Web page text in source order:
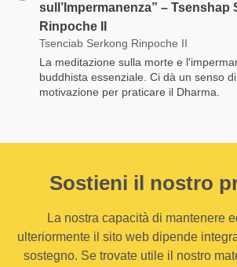
sull’Impermanenza” – Tsenshap
Rinpoche II
Tsenciab Serkong Rinpoche II
La meditazione sulla morte e
buddhista essenziale. Ci dà un senso
motivazione per praticare il Dharma.
Sostieni il nostro
La nostra capacità di mantenere
ulteriormente il sito web dipende
sostegno. Se trovate utile il nostro